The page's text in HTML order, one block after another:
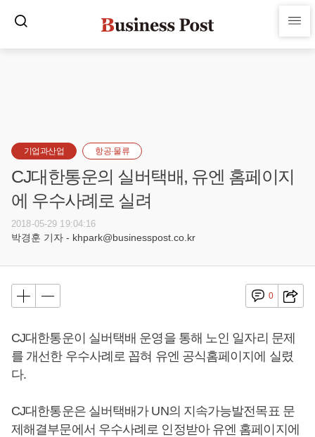
기업과산업 항공·물류
CJ대한통운의 실버택배, 유엔 홈페이지
에 우수사례로 실려
2018-05-29 19:04:16
박경훈 기자 - khpark@businesspost.co.kr
0
CJ대한통운이 실버택배 운영을 통해 노인 일자리 문제
를 개선한 우수사례로 꼽혀 유엔 공식홈페이지에 실렸
다.
CJ대한통운은 실버택배가 UN의 지속가능발전목표 문
제해결부문에서 우수사례로 인정받아 유엔 홈페이지에